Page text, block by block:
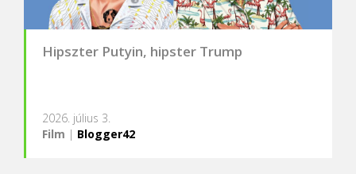
Hipszter Putyin, hipster Trump
2026. július 3.
Film | Blogger42